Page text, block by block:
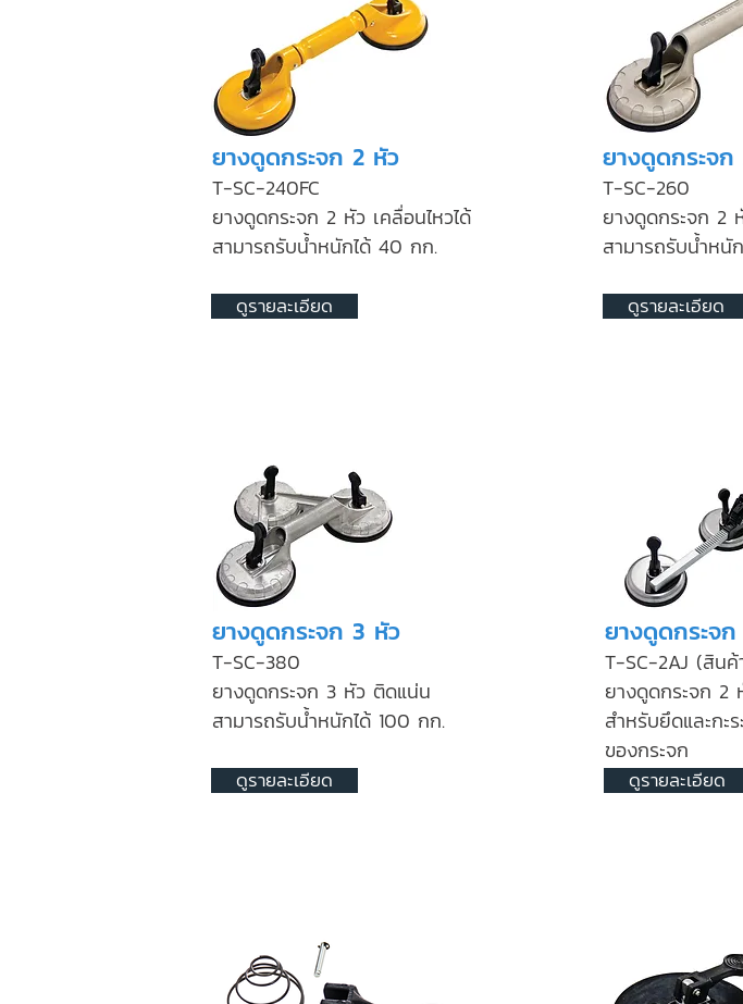
ยางดูดกระจก 2 หัว ยางดูดกระจ
T-SC-240FC
ยางดูดกระจก 2 หัว เคลื่อนไหวได้
สามารถรับน้ำหนักได้ 40 กก.
ดูรายละเอียด
ยางดูดกระจก 3 หัว
T-SC-380
ยางดูดกระจก 3 หัว ติดแน่น
สามารถรับน้ำหนักได้ 100 กก.
ดูรายละเอียด
T-SC-260
ยางดูดกระจก 2
สามารถรับน้ำหนั
ดูรายละเอียด
ยางดูดกระจ
T-SC-2AJ (สิน
ยางดูดกระจก 2
สำหรับยึดและกะร
ของกระจก
ดูรายละเอียด